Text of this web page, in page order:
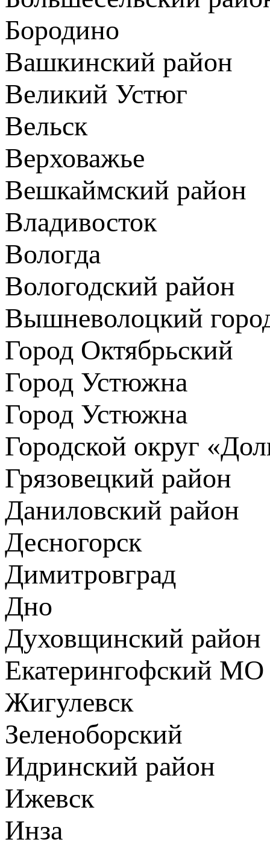
Бородино
Вашкинский район
Великий Устюг
Вельск
Верховажье
Вешкаймский район
Владивосток
Вологда
Вологодский район
Вышневолоцкий
Город Октябрьский
Город Устюжна
Город Устюжна
Городской округ
Грязовецкий район
Даниловский район
Десногорск
Димитровград
Дно
Духовщинский район
Екатерингофский МО
Жигулевск
Зеленоборский
Идринский район
Ижевск
Инза